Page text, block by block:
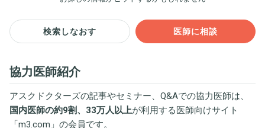
検索しなおす 医師に相談
協力医師紹介
アスクドクターズの記事やセミナー、Q&Aでの協力医師は、
国内医師の約9割、33万人以上が利用する医師向けサイト
「m3.com 」の会員です。